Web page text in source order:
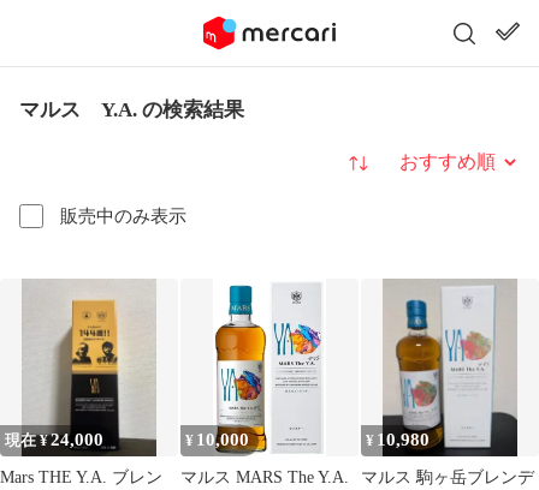
マルス Y.A. の検索結果
販売中のみ表示
並び替え
現在 ¥24,000
Mars THE Y.A. ブレン
¥ 10,000
マルス MARS The Y.A.
¥ 10,980
マルス 駒ヶ岳ブレンデ